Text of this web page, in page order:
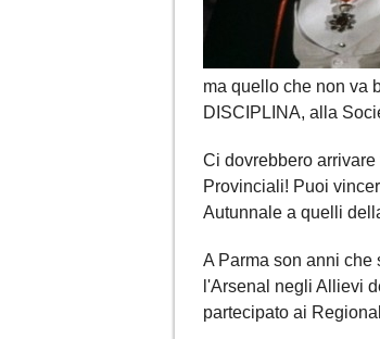
ma quello che non va
DISCIPLINA, alla
Ci dovrebbero
Provinciali! Puoi
Autunnale a quelli
A Parma son anni che
l'Arsenal negli Allievi
partecipato ai